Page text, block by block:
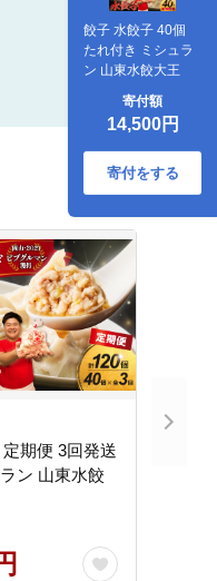
餃子 水餃子 40個
たれ付き ミシュラ
ン 山東水餃大王
寄付額
14,500円
寄付をする
期便 3回発送
ン 山東水餃